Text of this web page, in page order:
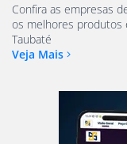
Confira as empresas
os melhores produtos e
Taubaté
Veja Mais